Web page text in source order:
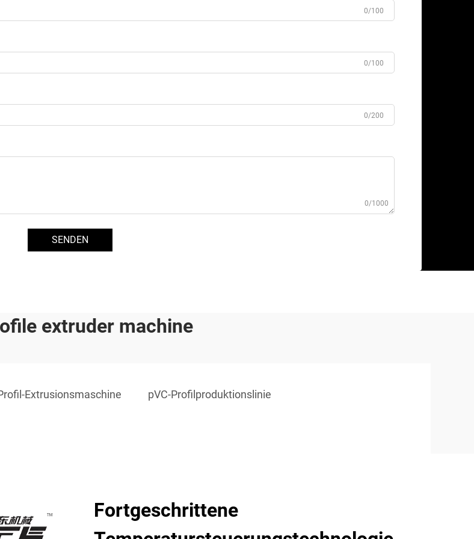
0/100
0/100
0/200
0/1000
SENDEN
extruder machine
Extrusionsmaschine pVC-Profilproduktionslinie
Fortgeschrittene